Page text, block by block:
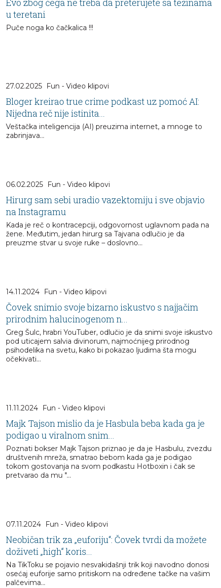
Evo zbog čega ne treba da preterujete sa težinama
u teretani
Puče noga ko čačkalica !!!
27.02.2025 Fun - Video klipovi
Bloger kreirao true crime podkast uz pomoć AI:
Nijedna reč nije istinita...
Veštačka inteligencija (AI) preuzima internet, a mnoge to
zabrinjava…
06.02.2025 Fun - Video klipovi
Hirurg sam sebi uradio vazektomiju i sve objavio
na Instagramu
Kada je reč o kontracepciji, odgovornost uglavnom pada na
žene. Međutim, jedan hirurg sa Tajvana odlučio je da
preuzme stvar u svoje ruke – doslovno…
14.11.2024 Fun - Video klipovi
Čovek snimio svoje bizarno iskustvo s najjačim
prirodnim halucinogenom n...
Greg Šulc, hrabri YouTuber, odlučio je da snimi svoje iskustvo
pod uticajem salvia divinorum, najmoćnijeg prirodnog
psihodelika na svetu, kako bi pokazao ljudima šta mogu
očekivati...
11.11.2024 Fun - Video klipovi
Majk Tajson mislio da je Hasbula beba kada ga je
podigao u viralnom snim...
Poznati bokser Majk Tajson priznao je da je Hasbulu, zvezdu
društvenih mreža, smatrao bebom kada ga je podigao
tokom gostovanja na svom podkastu Hotboxin i čak se
pretvarao da mu "...
07.11.2024 Fun - Video klipovi
Neobičan trik za „euforiju“: Čovek tvrdi da možete
doživeti „high“ koris...
Na TikToku se pojavio nesvakidašnji trik koji navodno donosi
osećaj euforije samo pritiskom na određene tačke na vašim
palčevima...